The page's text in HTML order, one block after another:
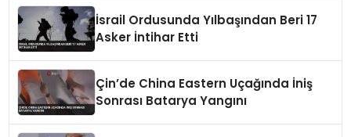
İsrail Ordusunda Yılbaşından Beri 17
Asker İntihar Etti
Çin’de China Eastern Uçağında İniş
Sonrası Batarya Yangını